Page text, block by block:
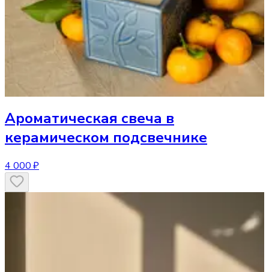
Ароматическая свеча в
керамическом подсвечнике
4 000 ₽